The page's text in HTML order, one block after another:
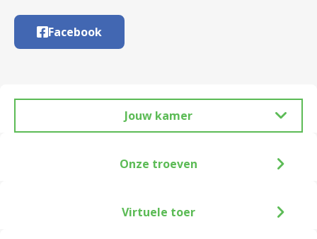
Facebook
Jouw kamer
Onze troeven
Virtuele toer